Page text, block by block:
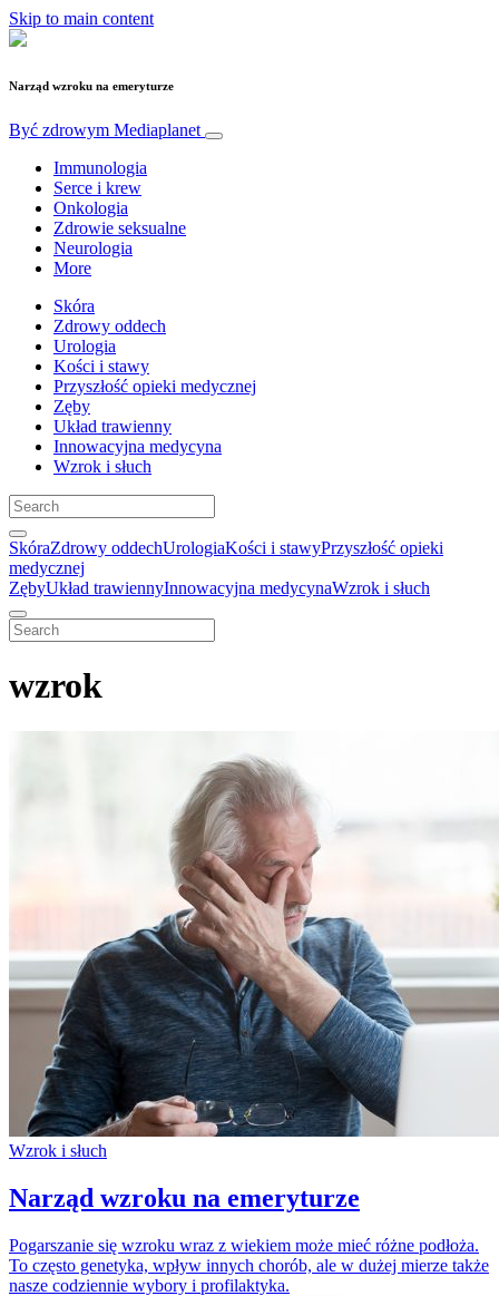
Skip to main content
Narząd wzroku na emeryturze
Być zdrowym Mediaplanet
Immunologia
Serce i krew
Onkologia
Zdrowie seksualne
Neurologia
More
Skóra
Zdrowy oddech
Urologia
Kości i stawy
Przyszłość opieki medycznej
Zęby
Układ trawienny
Innowacyjna medycyna
Wzrok i słuch
SkóraZdrowy oddechUrologiaKości i stawyPrzyszłość opieki
medycznej
ZębyUkład trawiennyInnowacyjna medycynaWzrok i słuch
wzrok
Wzrok i słuch
Narząd wzroku na emeryturze
Pogarszanie się wzroku wraz z wiekiem może mieć różne podłoża.
To często genetyka, wpływ innych chorób, ale w dużej mierze także
nasze codziennie wybory i profilaktyka.